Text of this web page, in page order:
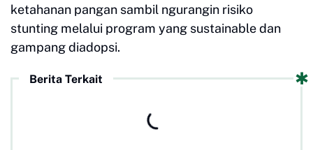
ketahanan pangan sambil ngurangin risiko
stunting melalui program yang sustainable dan
gampang diadopsi.
Berita Terkait